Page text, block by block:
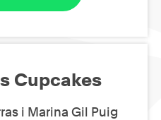
Cupcakes
i Marina Gil Puig